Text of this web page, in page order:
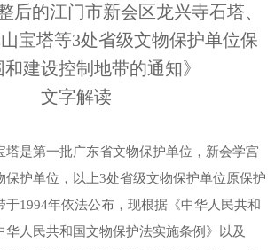
后的江门市新会区龙兴寺石塔、
宝塔等3处省级文物保护单位保
建设控制地带的通知》
文字解读
塔是第一批广东省文物保护单位，新会学宫
保护单位，以上3处省级文物保护单位原保护
于1994年依法公布，现根据《中华人民共和
华人民共和国文物保护法实施条例》以及